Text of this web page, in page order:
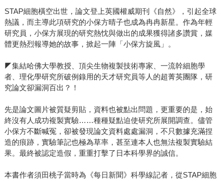
STAP細胞橫空出世，論文登上英國權威期刊《自然》，引起全球
熱議，而主導此項研究的小保方晴子也成為冉冉新星。作為年輕
研究員，小保方展現的研究熱忱與做出的成果獲得諸多讚賞，媒
體更熱烈報導她的故事，掀起一陣「小保方旋風」。
◤集結哈佛大學教授、頂尖生物複製技術專家、一流幹細胞學
者、理化學研究所破例錄用的天才研究員等人的超菁英團隊，研
究論文卻漏洞百出？！
先是論文圖片被質疑剪貼，資料也被點出問題，更重要的是，始
終沒有人成功複製實驗……種種疑點迫使研究所展開調查。儘管
小保方不斷喊冤，卻被發現論文資料處處漏洞，不只數據充滿捏
造的痕跡，實驗筆記也極為草率，甚至連本人也無法複製實驗結
果。最終被認定造假，重重打擊了日本科學界的誠信。
本書作者須田桃子當時為《每日新聞》科學線記者，從STAP細胞